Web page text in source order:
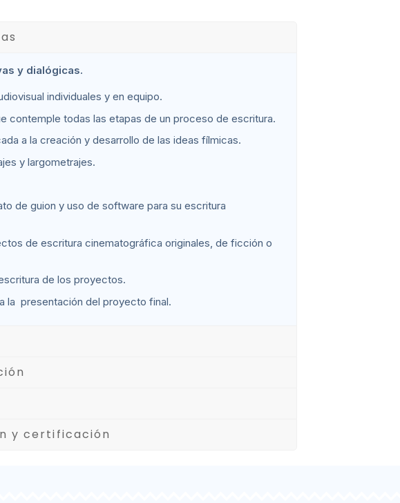
y dialógicas.
individuales y en equipo.
contemple todas las etapas de un proceso de escritura.
a la creación y desarrollo de las ideas fílmicas.
y largometrajes.
de guion y uso de software para su escritura
de escritura cinematográfica originales, de ficción o
de los proyectos.
la presentación del proyecto final.
y certificación